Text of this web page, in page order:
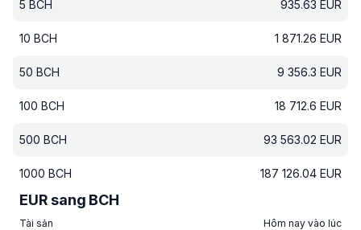
5 BCH 935.63 EUR
10 BCH 1 871.26 EUR
50 BCH 9 356.3 EUR
100 BCH 18 712.6 EUR
500 BCH 93 563.02 EUR
1000 BCH 187 126.04 EUR
EUR sang BCH
Tài sản Hôm nay vào lúc